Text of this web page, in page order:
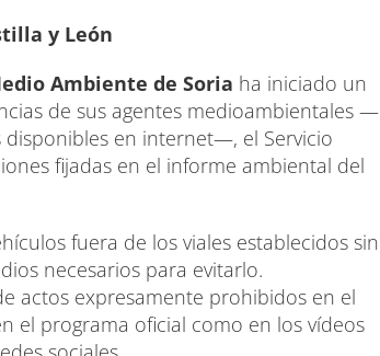
y León
Ambiente de Soria ha iniciado un
de sus agentes medioambientales —
disponibles en internet—, el Servicio
fijadas en el informe ambiental del
fuera de los viales establecidos sin
necesarios para evitarlo.
actos expresamente prohibidos en el
el programa oficial como en los vídeos